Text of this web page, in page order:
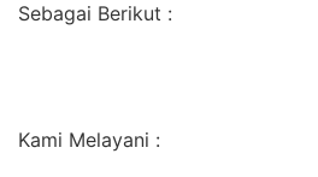
Sebagai Berikut :
Kami Melayani :